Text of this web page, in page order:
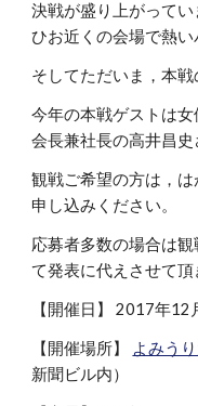
決戦が盛り上がって
ひお近くの会場で熱い
そしてただいま，本戦
今年の本戦ゲストは
会長兼社長の高井昌史
観戦ご希望の方は，
申し込みください。
応募者多数の場合は
て発表に代えさせて頂
【開催日】 2017年12
【開催場所】 よみう
新聞ビル内）